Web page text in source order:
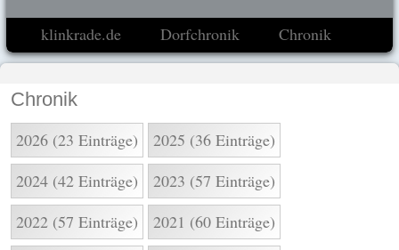
klinkrade.de Dorfchronik Chronik
Chronik
2026 (23 Einträge)
2025 (36 Einträge)
2024 (42 Einträge)
2023 (57 Einträge)
2022 (57 Einträge)
2021 (60 Einträge)